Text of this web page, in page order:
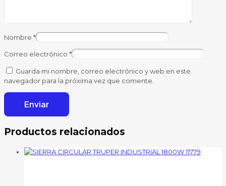
Nombre *
Correo electrónico *
Guarda mi nombre, correo electrónico y web en este
navegador para la próxima vez que comente.
Productos relacionados